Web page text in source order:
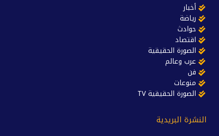
أخبار
رياضة
حوادث
اقتصاد
الصورة الحقيقية
عرب وعالم
فن
منوعات
الصورة الحقيقية TV
النشرة البريدية